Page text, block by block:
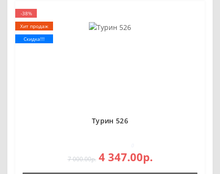
-38%
Хит продаж
Скидка!!!
Турин 526
7 000.00р. 4 347.00р.